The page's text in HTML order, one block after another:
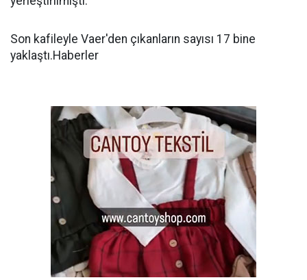
Son kafileyle Vaer'den çıkanların sayısı 17 bine
yaklaştı.Haberler